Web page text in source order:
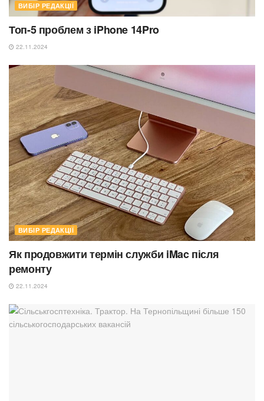
ВИБІР РЕДАКЦІЇ
Топ-5 проблем з iPhone 14Pro
22.11.2024
ВИБІР РЕДАКЦІЇ
Як продовжити термін служби iMac після
ремонту
22.11.2024